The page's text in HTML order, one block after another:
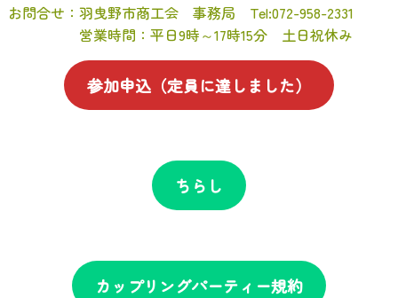
お問合せ：羽曳野市商工会 事務局 Tel:072-958-2331
営業時間：平日9時～17時15分 土日祝休み
参加申込（定員に達しました）
ちらし
カップリングパーティー規約